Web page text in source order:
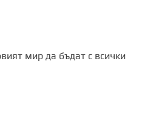
мир да бъдат с всички